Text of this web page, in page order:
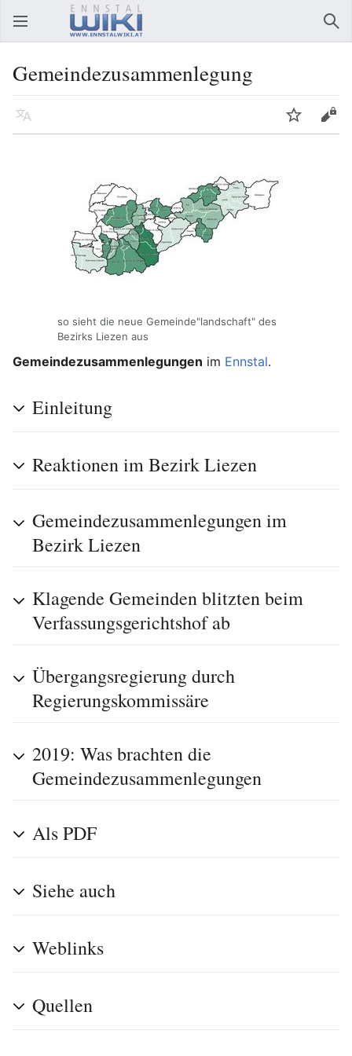
Hauptmenü öffnen
Gemeindezusammenlegung
Sprache Beobachten Bearbeiten
so sieht die neue Gemeinde"landschaft" des
Bezirks Liezen aus
Gemeindezusammenlegungen im Ennstal.
Einleitung
Reaktionen im Bezirk Liezen
Gemeindezusammenlegungen im
Bezirk Liezen
Klagende Gemeinden blitzten beim
Verfassungsgerichtshof ab
Übergangsregierung durch
Regierungskommissäre
2019: Was brachten die
Gemeindezusammenlegungen
Als PDF
Siehe auch
Weblinks
Quellen